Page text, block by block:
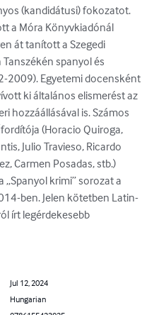
(kandidátusi) fokozatot.
a Móra Könyvkiadónál
át tanított a Szegedi
spanyol és
2009). Egyetemi docensként
ki általános elismerést az
hozzáállásával is. Számos
(Horacio Quiroga,
Julio Travieso, Ricardo
Carmen Posadas, stb.)
krimi” sorozat a
ben. Jelen kötetben Latin-
írt legérdekesebb
Jul 12, 2024
Hungarian